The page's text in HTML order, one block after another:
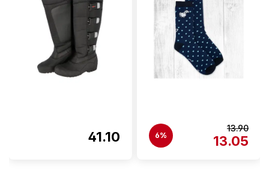
41.10 6%
13.90
13.05